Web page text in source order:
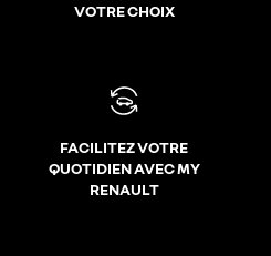
VOTRE CHOIX
FACILITEZ VOTRE
QUOTIDIEN AVEC MY
RENAULT